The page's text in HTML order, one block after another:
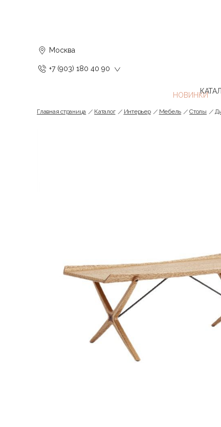
Москва
+7 (903) 180 40 90
Главная страница Каталог Интерьер Мебель Cтолы